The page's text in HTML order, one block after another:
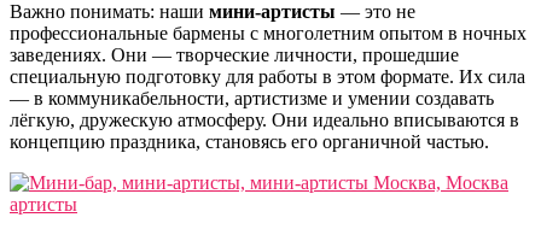
Важно понимать: наши мини-артисты — это не
профессиональные бармены с многолетним опытом в ночных
заведениях. Они — творческие личности, прошедшие
специальную подготовку для работы в этом формате. Их сила
— в коммуникабельности, артистизме и умении создавать
лёгкую, дружескую атмосферу. Они идеально вписываются в
концепцию праздника, становясь его органичной частью.